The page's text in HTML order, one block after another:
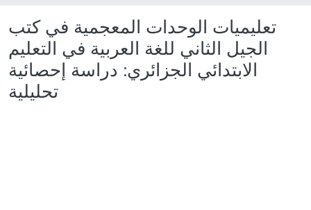
تعليميات الوحدات المعجمية في كتب
الجيل الثاني للغة العربية في التعليم
الابتدائي الجزائري: دراسة إحصائية
تحليلية